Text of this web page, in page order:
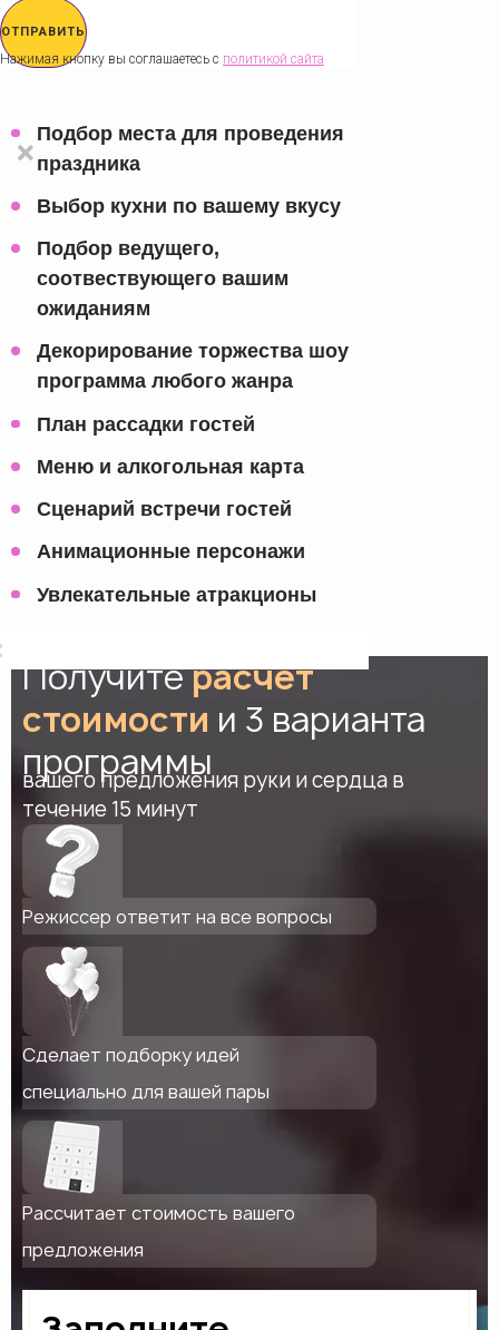
ОТПРАВИТЬ
Нажимая кнопку вы соглашаетесь с политикой сайта
Подбор места для проведения
праздника
Выбор кухни по вашему вкусу
Подбор ведущего,
соотвествующего вашим
ожиданиям
Декорирование торжества шоу
программа любого жанра
План рассадки гостей
Меню и алкогольная карта
Сценарий встречи гостей
Анимационные персонажи
Увлекательные атракционы
Получитерасчет
стоимости и 3 варианта
программы
вашего предложения руки и сердца в
течение 15 минут
Режиссер ответит на все вопросы
Сделает подборку идей
специально для вашей пары
Рассчитает стоимость вашего
предложения